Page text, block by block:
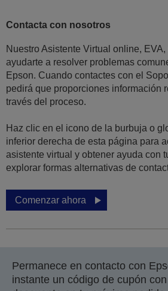
Contacta con nosotros
Nuestro Asistente Virtual online,
ayudarte a resolver problemas
Epson. Cuando contactes con el
pedirá que proporciones información
través del proceso.
Haz clic en el icono de la burbuja o
inferior derecha de esta página para
asistente virtual y obtener ayuda con
explorar formas alternativas de
Comenzar ahora
Permanece en contacto con
instante un código de cupón